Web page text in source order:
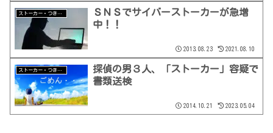
ストーカー・つきまとい
ＳＮＳでサイバーストーカーが急増
中！！
2013.08.23 2021.08.10
ストーカー・つきまとい
探偵の男３人、「ストーカー」容疑で
書類送検
2014.10.21 2023.05.04